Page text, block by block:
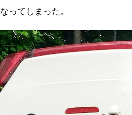
なってしまった。